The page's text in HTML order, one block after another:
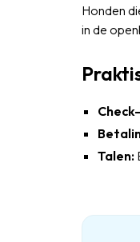
Honden
in de
Talen: